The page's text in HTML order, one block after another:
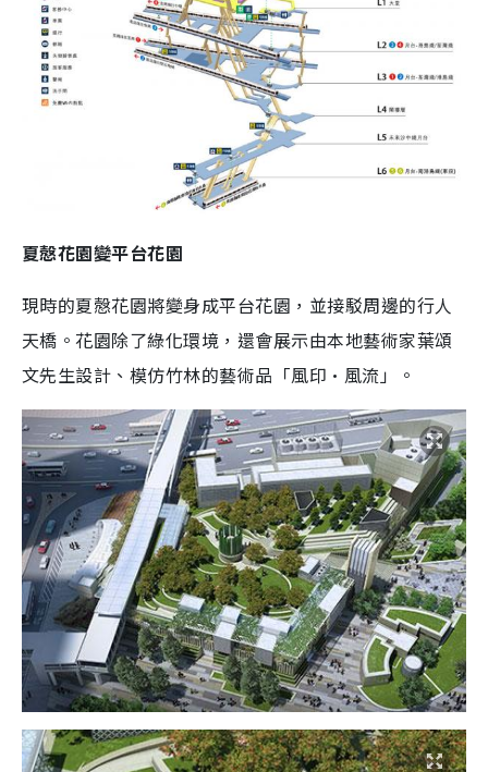
夏慤花園變平台花園
現時的夏慤花園將變身成平台花園，並接駁周邊的行人
天橋。花園除了綠化環境，還會展示由本地藝術家葉頌
文先生設計、模仿竹林的藝術品「風印·風流」。